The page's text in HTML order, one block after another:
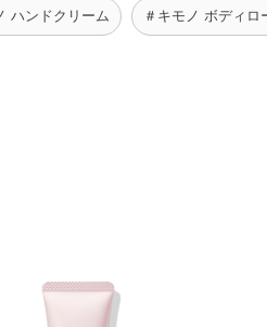
ハンドクリーム ＃キモノ ボディロ